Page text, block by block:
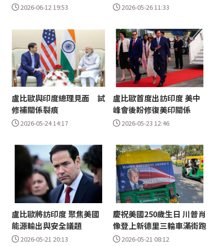
2026-06-12 19:53 2026-05-26 11:33
盧比歐與印度總理見面 試
修補關係裂痕
2026-05-24 14:17
盧比歐首度出訪印度 美中
峰會後盼修復美印關係
2026-05-23 12:46
盧比歐將訪印度 聚焦美國
能源輸出與安全議題
2026-05-21 20:13
慶祝美國250歲生日 川普肖
像登上新德里三輪車滿街跑
2026-05-21 08:12